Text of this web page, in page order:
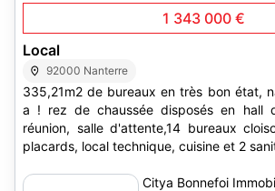
1 343 000 €
Local
92000 Nanterre
335,21m2 de bureaux en très bon état,
a ! rez de chaussée disposés en hall d'accueil, salle de
réunion, salle d'attente,14 bureaux
placards, local technique, cuisine et 2
Citya Bonnefoi